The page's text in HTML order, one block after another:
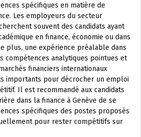
spécifiques en matière de
Les employeurs du secteur
souvent des candidats ayant
en finance, économie ou dans
plus, une expérience préalable dans
compétences analytiques pointues et
financiers internationaux
importants pour décrocher un emploi
Il est recommandé aux candidats
dans la finance à Genève de se
spécifiques des postes proposés
pour rester compétitifs sur